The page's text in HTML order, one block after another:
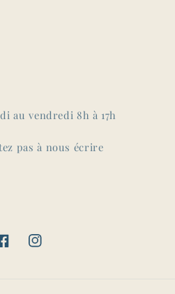
au vendredi 8h à 17h
pas à nous écrire
Instagram